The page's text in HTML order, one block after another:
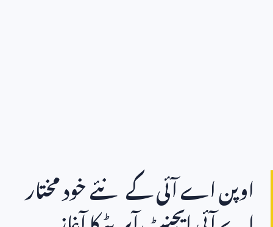
اوپن اے آئی کے نئے خود مختار